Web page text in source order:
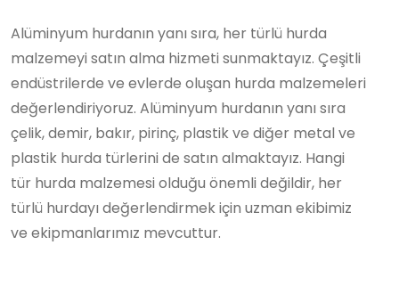
Alüminyum hurdanın yanı sıra, her türlü hurda
malzemeyi satın alma hizmeti sunmaktayız. Çeşitli
endüstrilerde ve evlerde oluşan hurda malzemeleri
değerlendiriyoruz. Alüminyum hurdanın yanı sıra
çelik, demir, bakır, pirinç, plastik ve diğer metal ve
plastik hurda türlerini de satın almaktayız. Hangi
tür hurda malzemesi olduğu önemli değildir, her
türlü hurdayı değerlendirmek için uzman ekibimiz
ve ekipmanlarımız mevcuttur.